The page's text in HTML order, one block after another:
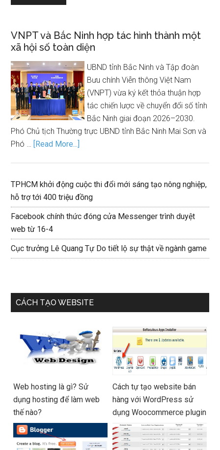
VNPT và Bắc Ninh hợp tác hình thành một
xã hội số toàn diện
UBND tỉnh Bắc Ninh và Tập đoàn
Bưu chính Viễn thông Việt Nam
(VNPT) vừa ký kết thỏa thuận hợp
tác chiến lược về chuyển đổi số tỉnh
Bắc Ninh giai đoạn 2026–2030.
Phó Chủ tịch Thường trực UBND tỉnh Bắc Ninh Mai Sơn và
Phó … [Read More...]
TPHCM khởi động cuộc thi đổi mới sáng tạo nông nghiệp,
hỗ trợ tới 400 triệu đồng
Facebook chính thức đóng cửa Messenger trình duyệt
web từ 16-4
Cục trưởng Lê Quang Tự Do tiết lộ sự thật về ngành game
CÁCH TẠO WEBSITE
Web hosting là gì? Sử
dụng hosting để làm web
thế nào?
Cách tự tạo website bán
hàng với WordPress sử
dụng Woocommerce plugin